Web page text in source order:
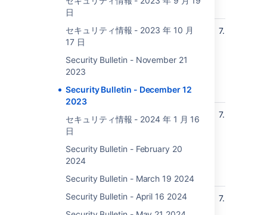
日
セキュリティ情報 - 2023 年 10 月
17 日
Security Bulletin - November 21
2023
Security Bulletin - December 12
2023
セキュリティ情報 - 2024 年 1 月 16
日
Security Bulletin - February 20
2024
Security Bulletin - March 19 2024
Security Bulletin - April 16 2024
DoS (Denial of Service)
net.sourceforge.nekohtml:nekohtml
Vulnerability in Jira Service
Management Data Center and
Server
7.5
DoS (Denial of Service)
net.sourceforge.nekohtml:nekohtml
Vulnerability in Jira Service
Management Data Center and
Server
高 7.5
DoS (Denial of Service)
org.apache.tomcat:tomcat-coyote
7.5